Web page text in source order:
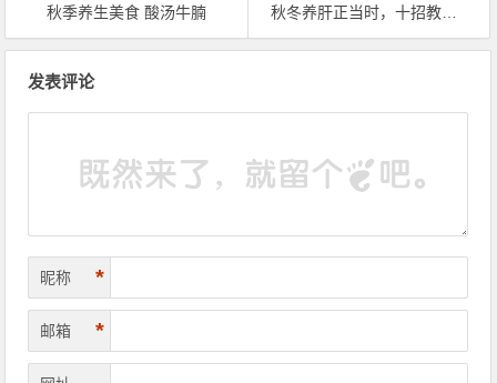
秋季养生美食 酸汤牛腩
秋冬养肝正当时，十招教您护好肝
发表评论
昵称 *
邮箱 *